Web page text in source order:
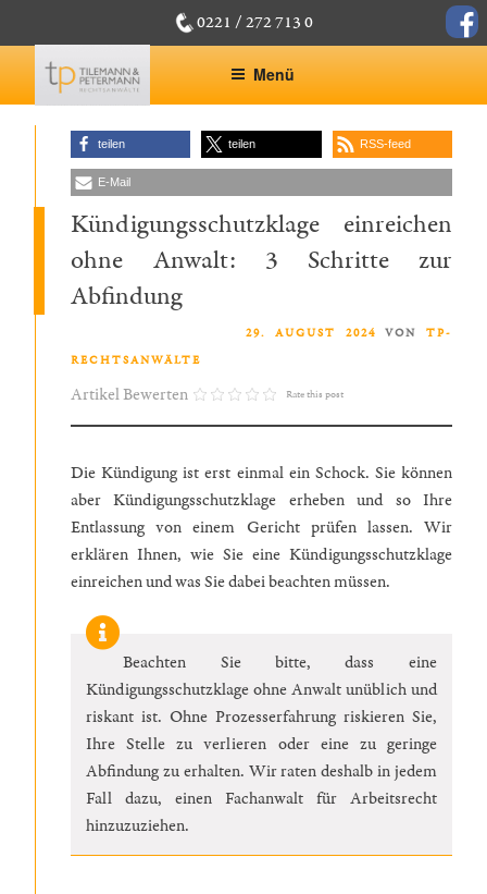
Inhalt
springen
0221 / 272 713 0
Menü
teilen teilen RSS-feed
E-Mail
Kündigungsschutzklage einreichen
ohne Anwalt: 3 Schritte zur
Abfindung
29. AUGUST 2024 VONTP-
RECHTSANWÄLTE
Artikel Bewerten Rate this post
Die Kündigung ist erst einmal ein Schock. Sie können
aber Kündigungsschutzklage erheben und so Ihre
Entlassung von einem Gericht prüfen lassen. Wir
erklären Ihnen, wie Sie eine Kündigungsschutzklage
einreichen und was Sie dabei beachten müssen.
Beachten Sie bitte, dass eine
Kündigungsschutzklage ohne Anwalt unüblich und
riskant ist. Ohne Prozesserfahrung riskieren Sie,
Ihre Stelle zu verlieren oder eine zu geringe
Abfindung zu erhalten. Wir raten deshalb in jedem
Fall dazu, einen Fachanwalt für Arbeitsrecht
hinzuzuziehen.